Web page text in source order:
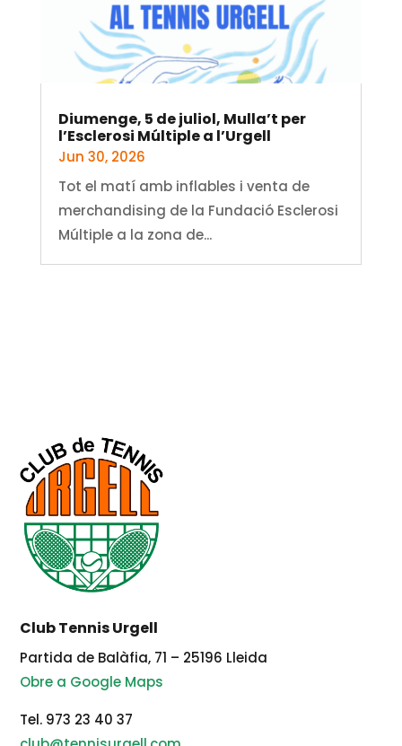
Diumenge, 5 de juliol, Mulla’t per
l’Esclerosi Múltiple a l’Urgell
Jun 30, 2026
Tot el matí amb inflables i venta de
merchandising de la Fundació Esclerosi
Múltiple a la zona de...
Club Tennis Urgell
Partida de Balàfia, 71 – 25196 Lleida
Obre a Google Maps
Tel. 973 23 40 37